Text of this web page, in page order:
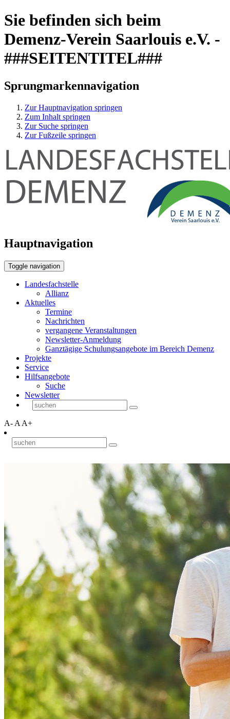
Sie befinden sich beim
Demenz-Verein Saarlouis e.V. -
###SEITENTITEL###
Sprungmarkennavigation
Zur Hauptnavigation springen
Zum Inhalt springen
Zur Suche springen
Zur Fußzeile springen
Hauptnavigation
Toggle navigation
Landesfachstelle
Allianz
Aktuelles
Termine
Nachrichten
vergangene Veranstaltungen
Newsletter-Anmeldung
Ganztägige Schulungsangebote im Bereich Demenz
Projekte
Service
Hilfsangebote
Suche
Newsletter
A- A A+